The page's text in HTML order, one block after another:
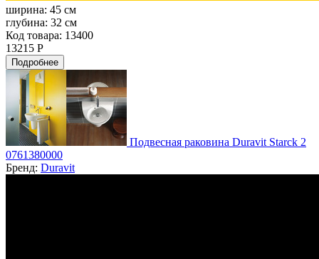
ширина: 45 см
глубина: 32 см
Код товара: 13400
13215 Р
Подробнее
Подвесная раковина Duravit Starck 2
0761380000
Бренд: Duravit